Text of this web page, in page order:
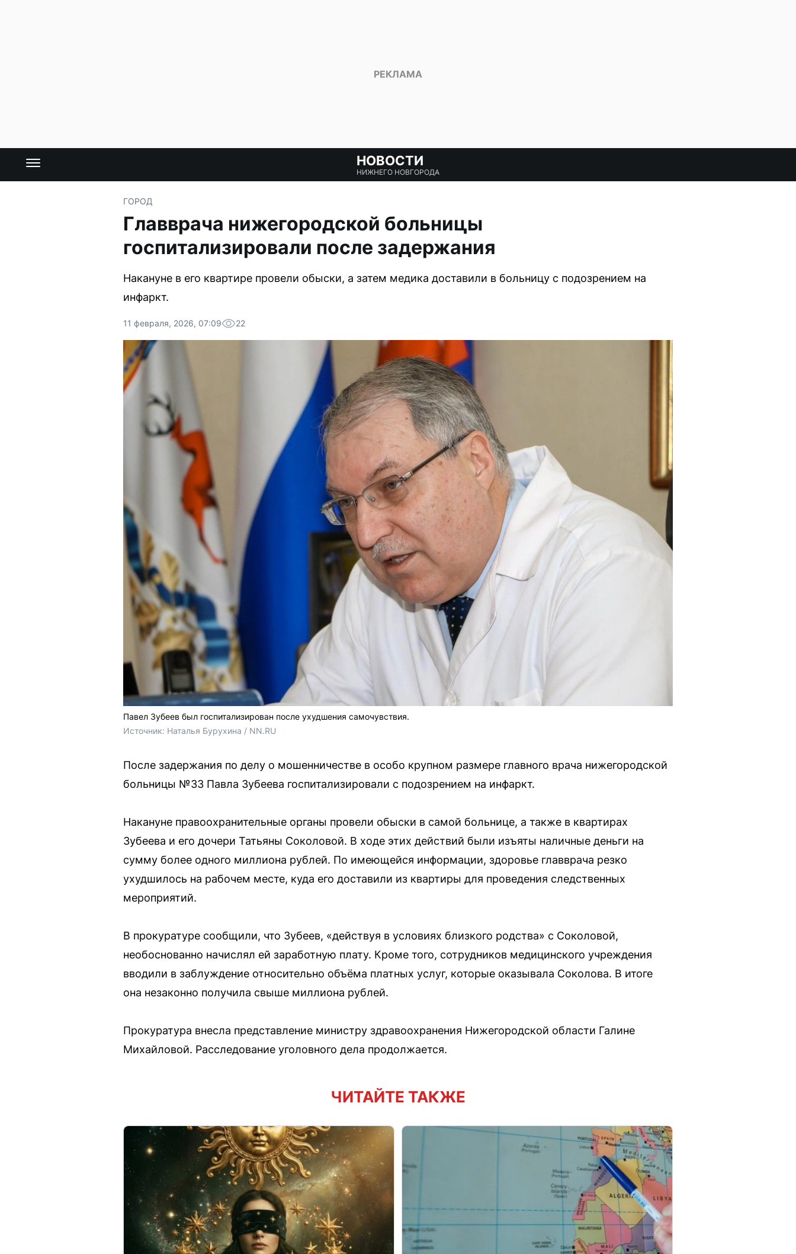
НОВОСТИ
НИЖНЕГО НОВГОРОДА
ГОРОД
Главврача нижегородской больницы
госпитализировали после задержания
Накануне в его квартире провели обыски, а затем медика доставили в больницу с подозрением на
инфаркт.
11 февраля, 2026, 07:09 22
Павел Зубеев был госпитализирован после ухудшения самочувствия.
Источник: Наталья Бурухина / NN.RU
После задержания по делу о мошенничестве в особо крупном размере главного врача нижегородской
больницы №33 Павла Зубеева госпитализировали с подозрением на инфаркт.
Накануне правоохранительные органы провели обыски в самой больнице, а также в квартирах
Зубеева и его дочери Татьяны Соколовой. В ходе этих действий были изъяты наличные деньги на
сумму более одного миллиона рублей. По имеющейся информации, здоровье главврача резко
ухудшилось на рабочем месте, куда его доставили из квартиры для проведения следственных
мероприятий.
В прокуратуре сообщили, что Зубеев, «действуя в условиях близкого родства» с Соколовой,
необоснованно начислял ей заработную плату. Кроме того, сотрудников медицинского учреждения
вводили в заблуждение относительно объёма платных услуг, которые оказывала Соколова. В итоге
она незаконно получила свыше миллиона рублей.
Прокуратура внесла представление министру здравоохранения Нижегородской области Галине
Михайловой. Расследование уголовного дела продолжается.
ЧИТАЙТЕ ТАКЖЕ